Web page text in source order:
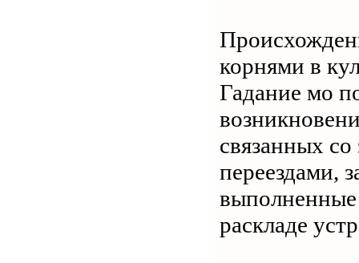
корнями в
Гадание мо
связанных
переездами,
выполненные
раскладе